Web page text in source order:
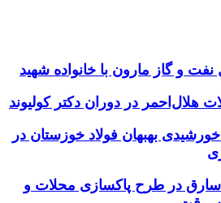
و گاز مارون با خانواده شهید
هلال‌احمر در دوران دکتر کولیوند
بهبهان فولاد خوزستان در
۸ نفر سارق در طرح پاکسازی محلات و